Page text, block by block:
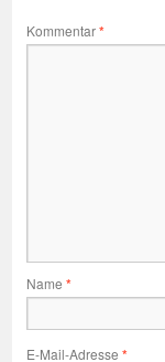
Kommentar*
Name *
E-Mail-Adresse *